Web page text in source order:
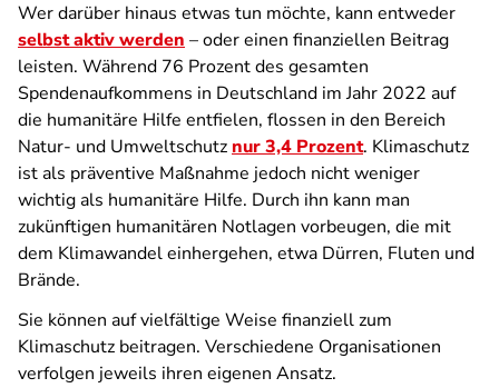
Wer darüber hinaus etwas tun möchte, kann entweder
selbst aktiv werden – oder einen finanziellen Beitrag
leisten. Während 76 Prozent des gesamten
Spendenaufkommens in Deutschland im Jahr 2022 auf
die humanitäre Hilfe entfielen, flossen in den Bereich
Natur- und Umweltschutz nur 3,4 Prozent. Klimaschutz
ist als präventive Maßnahme jedoch nicht weniger
wichtig als humanitäre Hilfe. Durch ihn kann man
zukünftigen humanitären Notlagen vorbeugen, die mit
dem Klimawandel einhergehen, etwa Dürren, Fluten und
Brände.
Sie können auf vielfältige Weise finanziell zum
Klimaschutz beitragen. Verschiedene Organisationen
verfolgen jeweils ihren eigenen Ansatz.